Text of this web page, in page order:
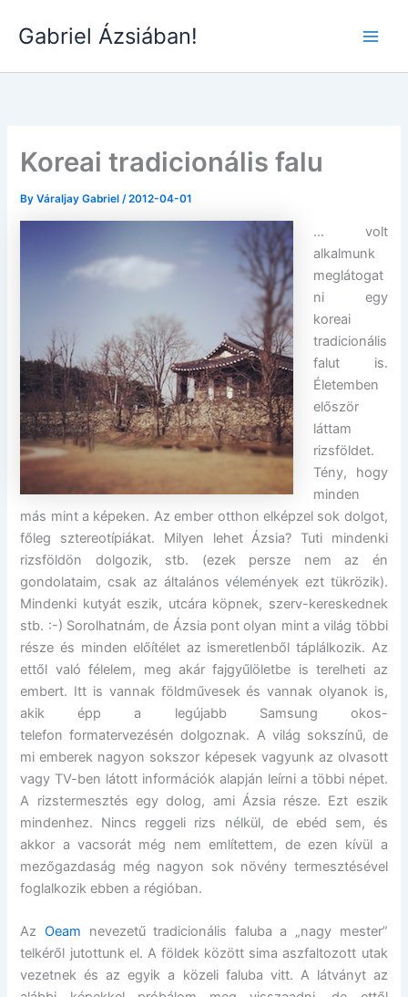
Gabriel Ázsiában!
Koreai tradicionális falu
ByVáraljay Gabriel/2012-04-01
… volt
alkalmunk
meglátogat
ni egy
koreai
tradicionális
falut is.
Életemben
először
láttam
rizsföldet.
Tény, hogy
minden
más mint a képeken. Az ember otthon elképzel sok dolgot,
főleg sztereotípiákat. Milyen lehet Ázsia? Tuti mindenki
rizsföldön dolgozik, stb. (ezek persze nem az én
gondolataim, csak az általános vélemények ezt tükrözik).
Mindenki kutyát eszik, utcára köpnek, szerv-kereskednek
stb. :-) Sorolhatnám, de Ázsia pont olyan mint a világ többi
része és minden előítélet az ismeretlenből táplálkozik. Az
ettől való félelem, meg akár fajgyűlöletbe is terelheti az
embert. Itt is vannak földművesek és vannak olyanok is,
akik épp a legújabb Samsung okos-
telefon formatervezésén dolgoznak. A világ sokszínű, de
mi emberek nagyon sokszor képesek vagyunk az olvasott
vagy TV-ben látott információk alapján leírni a többi népet.
A rizstermesztés egy dolog, ami Ázsia része. Ezt eszik
mindenhez. Nincs reggeli rizs nélkül, de ebéd sem, és
akkor a vacsorát még nem említettem, de ezen kívül a
mezőgazdaság még nagyon sok növény termesztésével
foglalkozik ebben a régióban.
AzOeam nevezetű tradicionális faluba a „nagy mester”
telkéről jutottunk el. A földek között sima aszfaltozott utak
vezetnek és az egyik a közeli faluba vitt. A látványt az